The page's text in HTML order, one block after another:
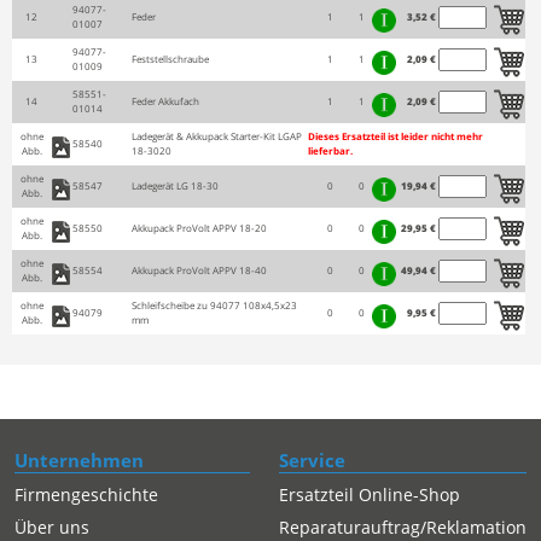
12
94077-
01007
Feder 1 1 3,52 €
13
94077-
01009
Feststellschraube 1 1 2,09 €
14
58551-
01014
Feder Akkufach 1 1 2,09 €
ohne
Abb.
58540
Ladegerät & Akkupack Starter-Kit LGAP
18-3020
Dieses Ersatzteil ist leider nicht mehr
lieferbar.
ohne
Abb.
58547 Ladegerät LG 18-30 0 0 19,94 €
ohne
Abb.
58550 Akkupack ProVolt APPV 18-20 0 0 29,95 €
ohne
Abb.
58554 Akkupack ProVolt APPV 18-40 0 0 49,94 €
ohne
Abb.
94079
Schleifscheibe zu 94077 108x4,5x23
mm
0 0 9,95 €
Unternehmen
Firmengeschichte
Über uns
Service
Ersatzteil Online-Shop
Reparaturauftrag/Reklamation